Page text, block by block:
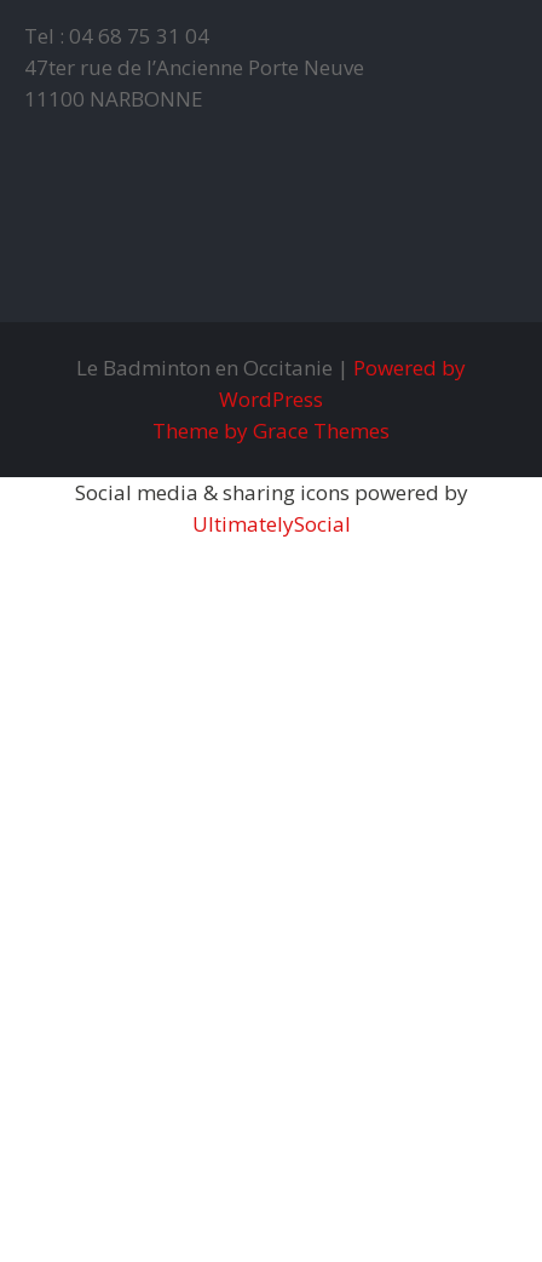
Tel : 04 68 75 31 04
47ter rue de l’Ancienne Porte Neuve
11100 NARBONNE
Le Badminton en Occitanie | Powered by
WordPress
Theme by Grace Themes
Social media & sharing icons powered by
UltimatelySocial